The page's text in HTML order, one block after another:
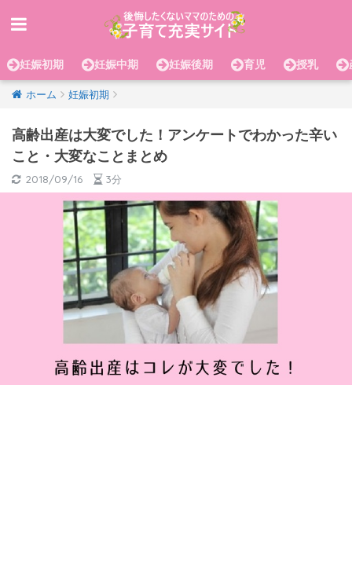
妊娠初期 妊娠中期 妊娠後期 育児 授乳
ホーム 妊娠初期
高齢出産は大変でした！アンケートでわかった辛い
こと・大変なことまとめ
2018/09/16 3分